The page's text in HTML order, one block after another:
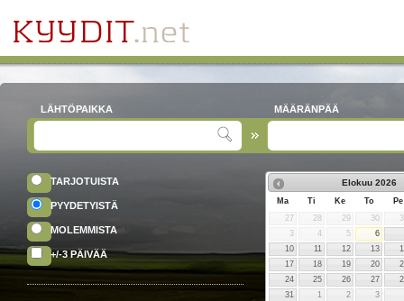
LÄHTÖPAIKKA MÄÄRÄNPÄÄ
TARJOTUISTA
PYYDETYISTÄ
MOLEMMISTA
+/-3 PÄIVÄÄ
Elokuu 2026
Ma Ti Ke To
Pe
27
28 29 30
3
4 5
6
10
11 12 13
17
18 19 20
24
25 26 27
31
1 2 3